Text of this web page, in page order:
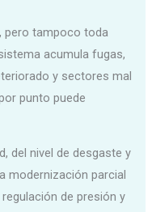
pero tampoco toda
acumula fugas,
y sectores mal
punto puede
del nivel de desgaste y
modernización parcial
de presión y